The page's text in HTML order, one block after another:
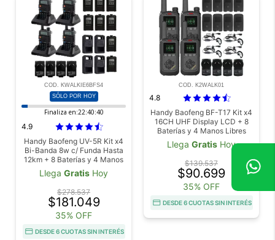
COD. KWALKIE6BFS4
SÓLO POR HOY
Finaliza en:22:40:38
4.9
Handy Baofeng UV-5R Kit x4
Bi-Banda 8w c/ Funda Hasta
12km + 8 Baterías y 4 Manos
Libres
Llega Gratis Hoy
$278.537
$181.049
35% OFF
DESDE 6 CUOTAS SIN INTERÉS
COD. K2WALK01
4.8
Handy Baofeng BF-T17 Kit x4
16CH UHF Display LCD + 8
Baterías y 4 Manos Libres
Llega Gratis Hoy
$139.537
$90.699
35% OFF
DESDE 6 CUOTAS SIN INTERÉS